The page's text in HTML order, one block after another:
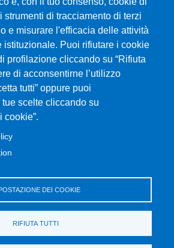
strumenti di tracciamento di terzi
e misurare l'efficacia delle attività
istituzionale. Puoi rifiutare i cookie
profilazione cliccando su “Rifiuta
di acconsentirne l’utilizzo
tutti” oppure puoi
scelte cliccando su
cookie”.
DEI COOKIE
RIFIUTA TUTTI